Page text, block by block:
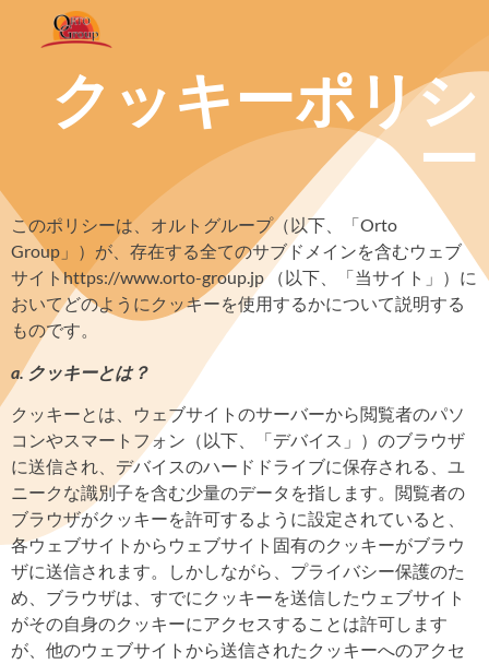
クッキーポリシ
ー
このポリシーは、オルトグループ（以下、「Orto
Group 」）が、存在する全てのサブドメインを含むウェブ
サイトhttps://www.orto-group.jp（以下、「当サイト」）に
おいてどのようにクッキーを使用するかについて説明する
ものです。
a.クッキーとは？
クッキーとは、ウェブサイトのサーバーから閲覧者のパソ
コンやスマートフォン（以下、「デバイス」）のブラウザ
に送信され、デバイスのハードドライブに保存される、ユ
ニークな識別子を含む少量のデータを指します。閲覧者の
ブラウザがクッキーを許可するように設定されていると、
各ウェブサイトからウェブサイト固有のクッキーがブラウ
ザに送信されます。しかしながら、プライバシー保護のた
め、ブラウザは、すでにクッキーを送信したウェブサイト
がその自身のクッキーにアクセスすることは許可します
が、他のウェブサイトから送信されたクッキーへのアクセ